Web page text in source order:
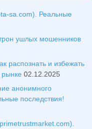
sa.com). Реальные
ушлых мошенников
распознать и избежать
02.12.2025
анонимного
последствия!